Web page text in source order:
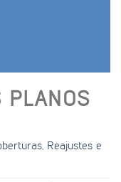
PLANOS
Reajustes e